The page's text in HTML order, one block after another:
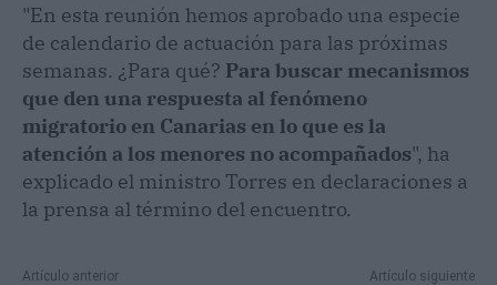
"En esta reunión hemos aprobado una especie
de calendario de actuación para las próximas
semanas. ¿Para qué? Para buscar mecanismos
que den una respuesta al fenómeno
migratorio en Canarias en lo que es la
atención a los menores no acompañados", ha
explicado el ministro Torres en declaraciones a
la prensa al término del encuentro.
Artículo anterior
Artículo siguiente